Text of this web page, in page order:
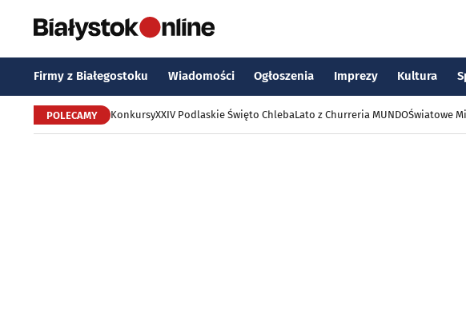
Firmy z Białegostoku Wiadomości Ogłoszenia Imprezy Kultura
POLECAMY KonkursyXXIV Podlaskie Święto ChlebaLato z Churreria MUNDOŚwiatowe